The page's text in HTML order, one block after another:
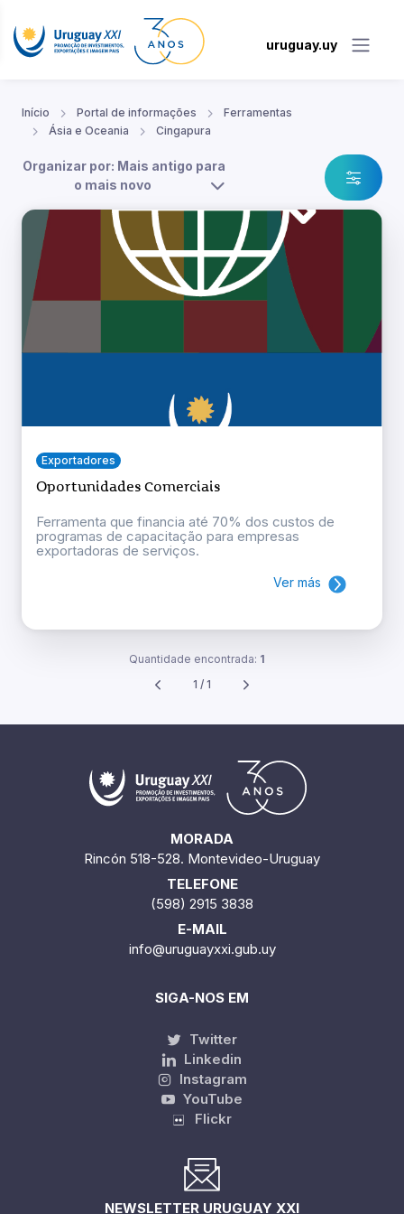
uruguay.uy
Início Portal de informações
Ferramentas
Ásia e Oceania
Cingapura
Organizar por: Mais antigo para
o mais novo
Exportadores
Oportunidades Comerciais
Ferramenta que financia até 70% dos custos de
programas de capacitação para empresas
exportadoras de serviços.
Ver más
Quantidade encontrada: 1
1 / 1
MORADA
Rincón 518-528. Montevideo-Uruguay
TELEFONE
(598) 2915 3838
E-MAIL
info@uruguayxxi.gub.uy
SIGA-NOS EM
Twitter
Linkedin
Instagram
YouTube
Flickr
NEWSLETTER URUGUAY XXI